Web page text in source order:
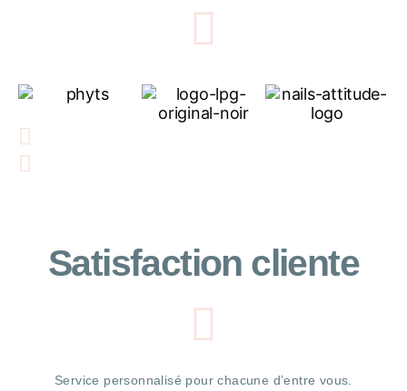
Satisfaction cliente
Service personnalisé pour chacune d’entre vous.